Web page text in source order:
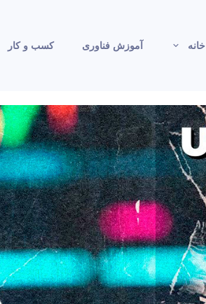
خانه آموزش فناوری کسب و کار